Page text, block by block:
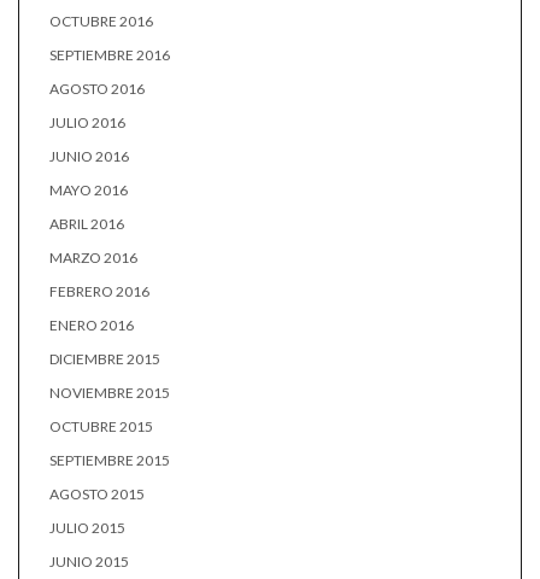
OCTUBRE 2016
SEPTIEMBRE 2016
AGOSTO 2016
JULIO 2016
JUNIO 2016
MAYO 2016
ABRIL 2016
MARZO 2016
FEBRERO 2016
ENERO 2016
DICIEMBRE 2015
NOVIEMBRE 2015
OCTUBRE 2015
SEPTIEMBRE 2015
AGOSTO 2015
JULIO 2015
JUNIO 2015